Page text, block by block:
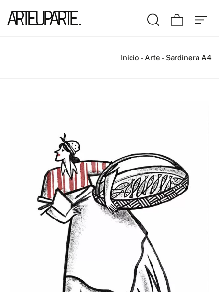
Inicio - Arte - Sardinera A4